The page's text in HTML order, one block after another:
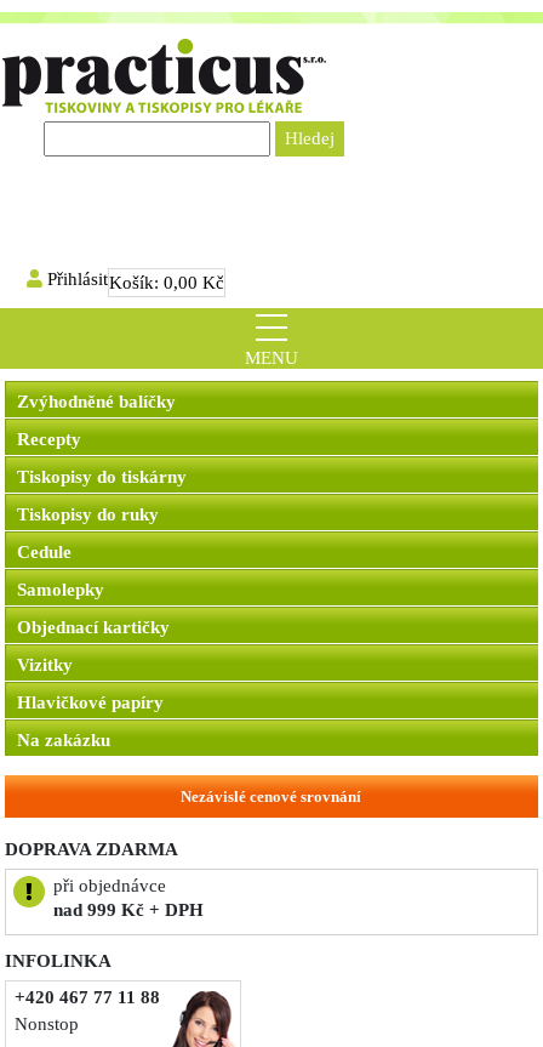
PřihlásitKošík:0,00 Kč
MENU
Zvýhodněné balíčky
Recepty
Tiskopisy do tiskárny
Tiskopisy do ruky
Cedule
Samolepky
Objednací kartičky
Vizitky
Hlavičkové papíry
Na zakázku
Nezávislé cenové srovnání
DOPRAVA ZDARMA
při objednávce
nad 999 Kč + DPH
INFOLINKA
+420 467 77 11 88
Nonstop